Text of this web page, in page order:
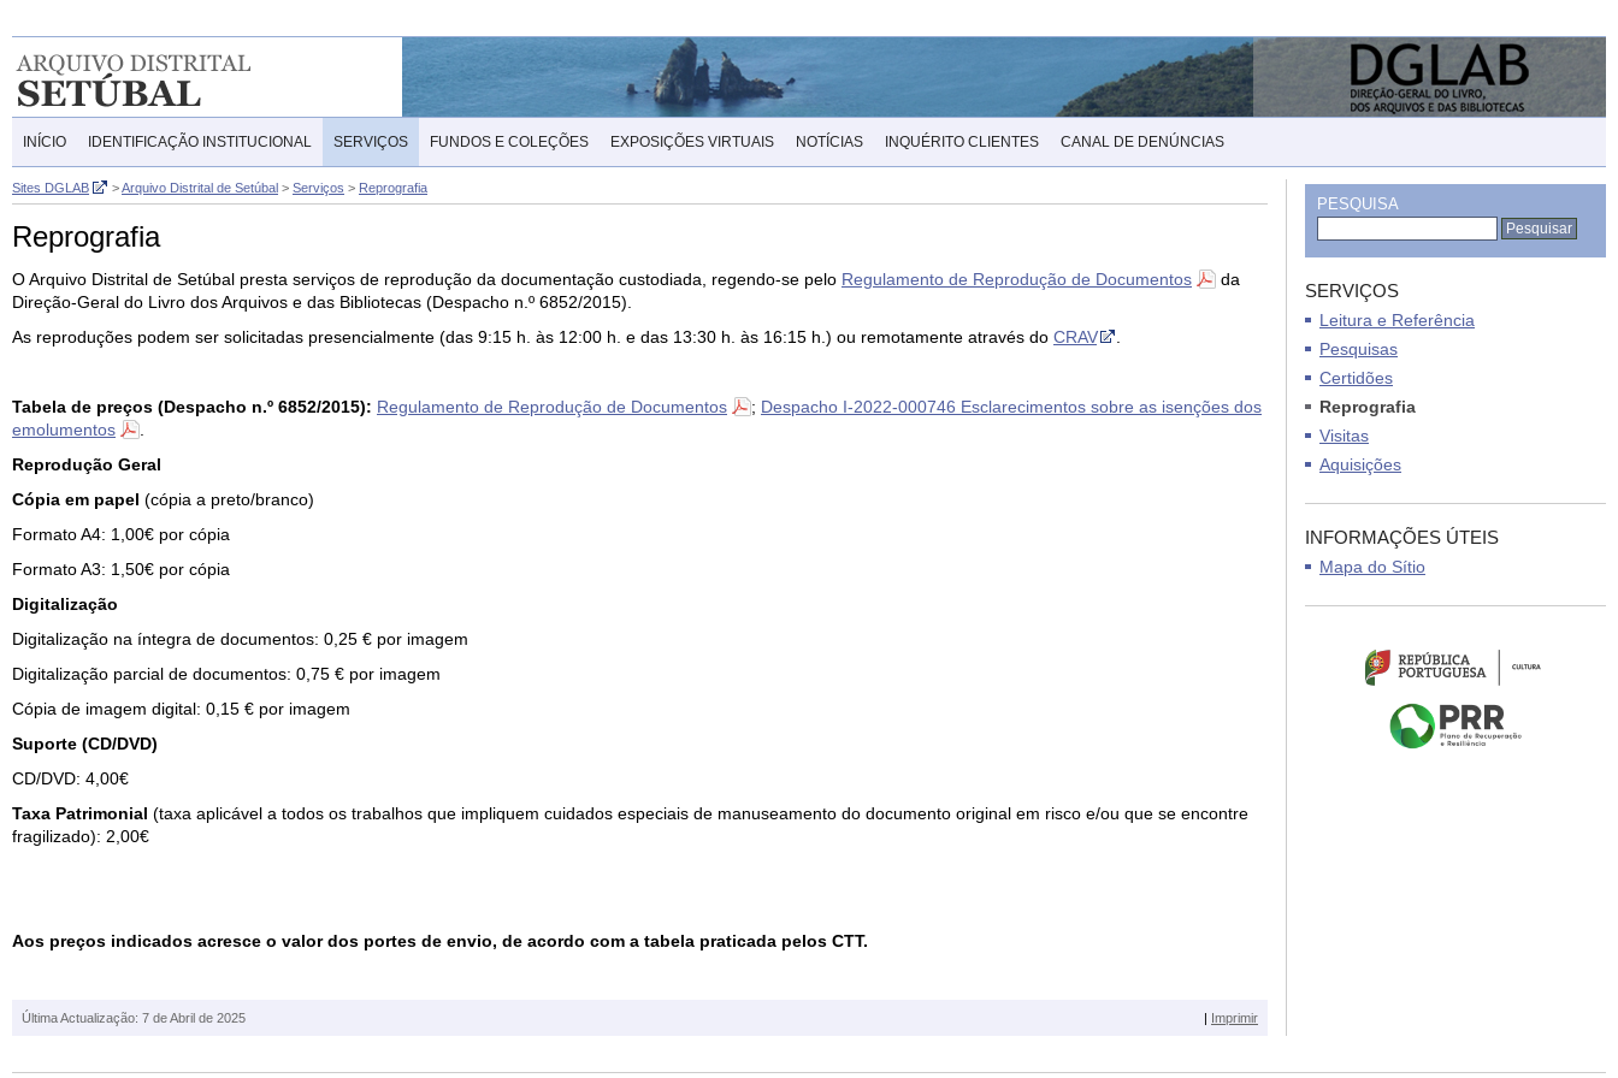
INÍCIO IDENTIFICAÇÃO INSTITUCIONAL SERVIÇOS FUNDOS E COLEÇÕES EXPOSIÇÕES VIRTUAIS NOTÍCIAS INQUÉRITO CLIENTES CANAL DE DENÚNCIAS
Sites DGLAB >Arquivo Distrital de Setúbal > Serviços > Reprografia
Reprografia
O Arquivo Distrital de Setúbal presta serviços de reprodução da documentação custodiada, regendo-se pelo Regulamento de Reprodução de Documentos
da
Direção-Geral do Livro dos Arquivos e das Bibliotecas (Despacho n.º 6852/2015).
As reproduções podem ser solicitadas presencialmente (das 9:15 h. às 12:00 h. e das 13:30 h. às 16:15 h.) ou remotamente através do CRAV
Tabela de preços (Despacho n.º 6852/2015): Regulamento de Reprodução de Documentos ; Despacho I-2022-000746 Esclarecimentos sobre as isenções dos
emolumentos
Reprodução Geral
Cópia em papel (cópia a preto/branco)
Formato A4: 1,00€ por cópia
Formato A3: 1,50€ por cópia
Digitalização
Digitalização na íntegra de documentos: 0,25 € por imagem
Digitalização parcial de documentos: 0,75 € por imagem
Cópia de imagem digital: 0,15 € por imagem
Suporte (CD/DVD)
CD/DVD: 4,00€
Taxa Patrimonial (taxa aplicável a todos os trabalhos que impliquem cuidados especiais de manuseamento do documento original em risco e/ou que se encontre
fragilizado): 2,00€
Aos preços indicados acresce o valor dos portes de envio, de acordo com a tabela praticada pelos CTT.
Última Actualização: 7 de Abril de 2025 | Imprimir
PESQUISA
SERVIÇOS
Leitura e Referência
Pesquisas
Certidões
Reprografia
Visitas
Aquisições
INFORMAÇÕES ÚTEIS
Mapa do Sítio